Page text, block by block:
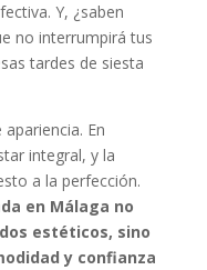
Y, ¿saben
no interrumpirá tus
tardes de siesta
En
integral, y la
a la perfección.
en Málaga no
estéticos, sino
y confianza